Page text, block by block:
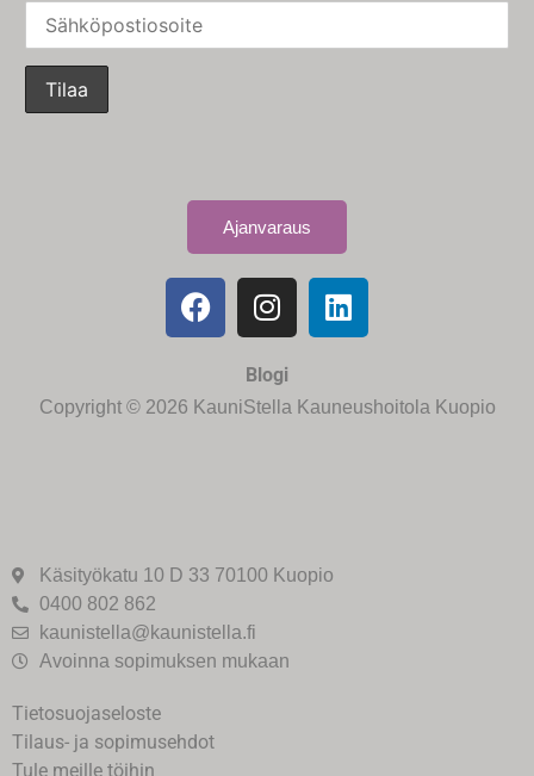
Ajanvaraus
Blogi
Copyright © 2026 KauniStella Kauneushoitola Kuopio
Käsityökatu 10 D 33 70100 Kuopio
0400 802 862
kaunistella@kaunistella.fi
Avoinna sopimuksen mukaan
Tietosuojaseloste
Tilaus- ja sopimusehdot
Tule meille töihin